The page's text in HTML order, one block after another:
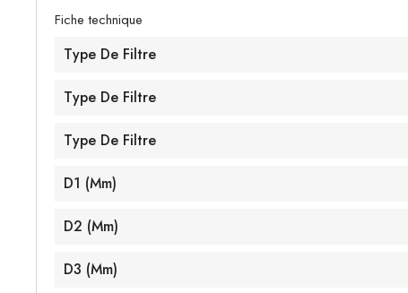
Fiche technique
Type De Filtre
Type De Filtre
Type De Filtre
D1 (mm)
D2 (mm)
D3 (mm)